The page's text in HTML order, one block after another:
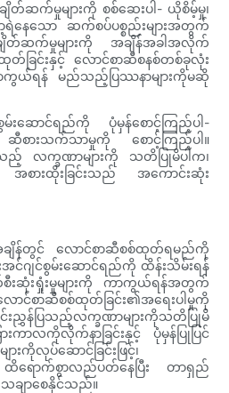
ျိတ်ဆက်မှုများကို စစ်ဆေးပါ- ယိုစိမ့်မှု၊
ေသော ဆက်စပ်ပစ္စည်းများအတွက်
ျိတ်ဆက်မှုများကို အချိန်အခါအလိုက်
တ်ခြင်းနှင့် လောင်စာဆီစနစ်တစ်ခုလုံး
ကွယ်ရန် မည်သည့်ပြဿနာများကိုမဆို
ဆောင်ရည်ကို ပုံမှန်စောင့်ကြည့်ပါ-
စားသက်သာမှုကို စောင့်ကြည့်ပါ။
သည့် လက္ခဏာများကို သတိပြုမိပါက၊
စားထိုးခြင်းသည် အကောင်းဆုံး
န်တွင် လောင်စာဆီစစ်ထုတ်ရမည်ကို
င်ဂျင်စွမ်းဆောင်ရည်ကို ထိန်းသိမ်းရန်
စီးဆုံးရှုံးမှုများကို ကာကွယ်ရန်အတွက်
စာဆီစစ်ထုတ်ခြင်း၏အရေးပါမှုကို
င်းညွှန်ပြသည့်လက္ခဏာများကိုသတိပြုမိ
းကာလကိုလိုက်နာခြင်းနှင့် ပုံမှန်ပြုပြင်
းကိုလုပ်ဆောင်ခြင်းဖြင့်၊
ောက်စွာလည်ပတ်နေပြီး တာရှည်
ချာစေနိုင်သည်။